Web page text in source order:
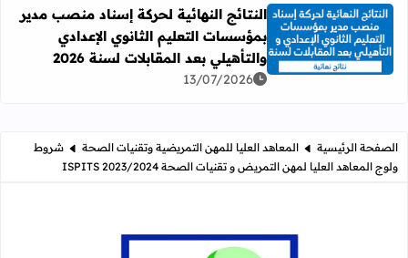
اقرأ المزيد عن النتائج النهائية لحركة إسناد منصب مدير
النتائج النهائية لحركة إسناد منصب مدير
بمؤسسات التعليم الثانوي الإعدادي
والتأهيلي بعد المقابلات لسنة 2026
13/07/2026
الصفحة الرئيسية المعاهد العليا للمهن التمريضية وتقنيات الصحة
شروط
ولوج المعاهد العليا لمهن التمريض و تقنيات الصحة ISPITS 2023/2024